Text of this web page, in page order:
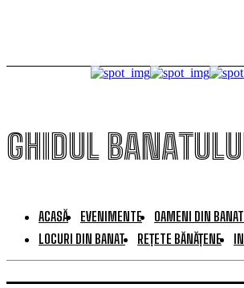
GHIDUL BANATULUI
ACASĂ EVENIMENTE
OAMENI DIN BANAT
LOCURI DIN BANAT
REȚETE BĂNĂȚENE